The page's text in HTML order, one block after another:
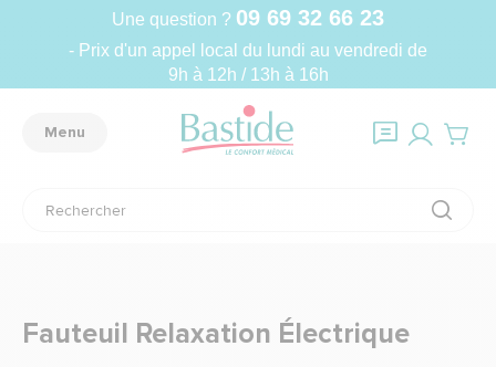
Une question ? 09 69 32 66 23
- Prix d'un appel local du lundi au vendredi de
9h à 12h / 13h à 16h
Menu
Fauteuil Relaxation Électrique